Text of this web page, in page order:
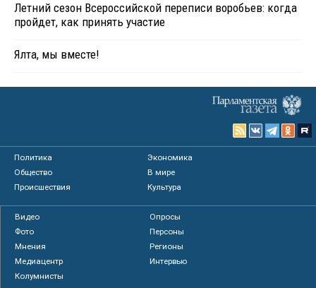
Летний сезон Всероссийской переписи воробьев: когда
пройдет, как принять участие
Ялта, мы вместе!
Политика
Экономика
Общество
В мире
Происшествия
Культура
Видео
Опросы
Фото
Персоны
Мнения
Регионы
Медиацентр
Интервью
Колумнисты